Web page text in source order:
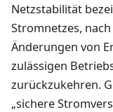
Netzstabilität
Stromnetzes,
Änderungen von
zulässigen
zurückzukehren.
„sichere